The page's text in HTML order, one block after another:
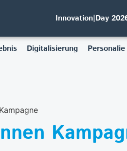
Innovation|Day
Digitalisierung Personalie